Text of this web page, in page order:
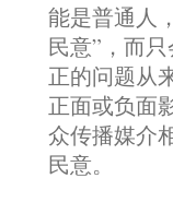
能是普通人
民意”，而
正的问题从
正面或负面
众传播媒介
民意。